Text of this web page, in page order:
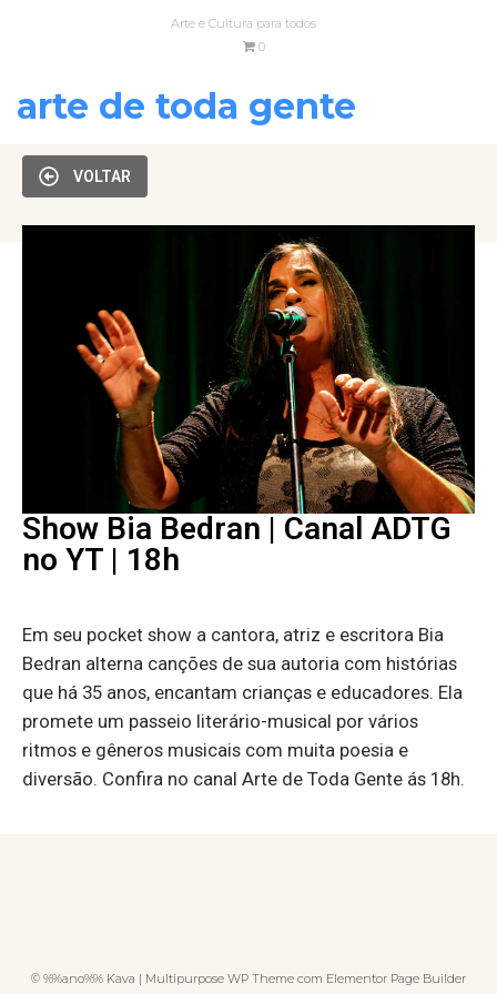
Arte e Cultura para todos
0
arte de toda gente
VOLTAR
Show Bia Bedran | Canal ADTG
no YT | 18h
Em seu pocket show a cantora, atriz e escritora Bia
Bedran alterna canções de sua autoria com histórias
que há 35 anos, encantam crianças e educadores. Ela
promete um passeio literário-musical por vários
ritmos e gêneros musicais com muita poesia e
diversão. Confira no canal Arte de Toda Gente ás 18h.
© %%ano%% Kava | Multipurpose WP Theme com Elementor Page Builder